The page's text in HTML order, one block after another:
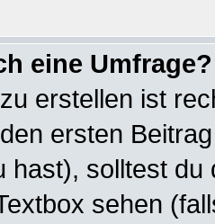
eine Umfrage?
erstellen ist
ersten
hast), solltest
sehen